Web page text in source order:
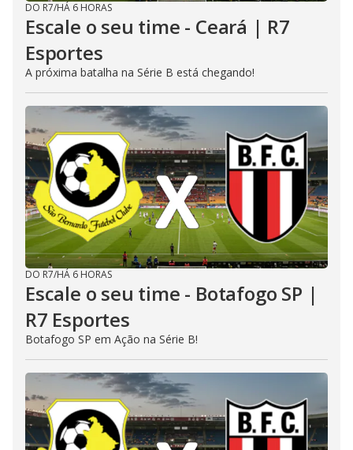
DO R7/HÁ 6 HORAS
Escale o seu time - Ceará | R7
Esportes
A próxima batalha na Série B está chegando!
DO R7/HÁ 6 HORAS
Escale o seu time - Botafogo SP |
R7 Esportes
Botafogo SP em Ação na Série B!